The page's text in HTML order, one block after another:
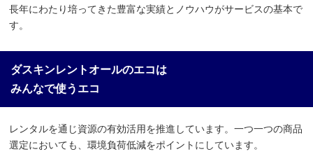
長年にわたり培ってきた豊富な実績とノウハウがサービスの基本で
す。
ダスキンレントオールのエコは
みんなで使うエコ
レンタルを通じ資源の有効活用を推進しています。一つ一つの商品
選定においても、環境負荷低減をポイントにしています。